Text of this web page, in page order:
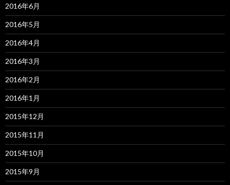
2016年6月
2016年5月
2016年4月
2016年3月
2016年2月
2016年1月
2015年12月
2015年11月
2015年10月
2015年9月